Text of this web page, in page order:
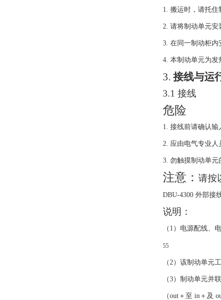
1. 搬运时，请托住
2. 请将制动单元安
3. 在同一制动柜
4. 本制动单元为发
3. 接线与运
3.1 接线
危险
1. 接线前请确认
2. 应由电气专业人
3. 勿触摸制动单元
注意： 请按
DBU-4300 外部接
说明：
（ 1 ）电源配线、
55
（2）该制动单元
（3）制动单元并
（out ＋至 in ＋及